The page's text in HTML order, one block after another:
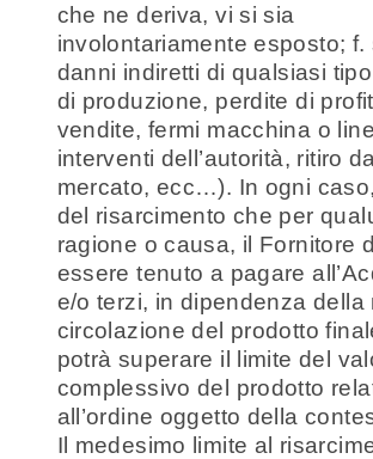
che ne deriva, vi si sia
involontariamente esposto; f.
danni indiretti di qualsiasi
di produzione, perdite di
vendite, fermi macchina o
interventi dell’autorità, ritiro dal
mercato, ecc…). In ogni caso,
del risarcimento che per
ragione o causa, il Fornitore
essere tenuto a pagare
e/o terzi, in dipendenza della
circolazione del prodotto
potrà superare il limite del
complessivo del prodotto
all’ordine oggetto della
Il medesimo limite al